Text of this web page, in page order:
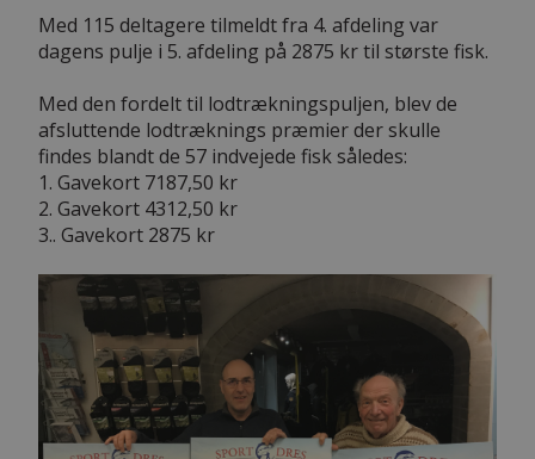
Med 115 deltagere tilmeldt fra 4. afdeling var
dagens pulje i 5. afdeling på 2875 kr til største fisk.
Med den fordelt til lodtrækningspuljen, blev de
afsluttende lodtræknings præmier der skulle
findes blandt de 57 indvejede fisk således:
1. Gavekort 7187,50 kr
2. Gavekort 4312,50 kr
3.. Gavekort 2875 kr